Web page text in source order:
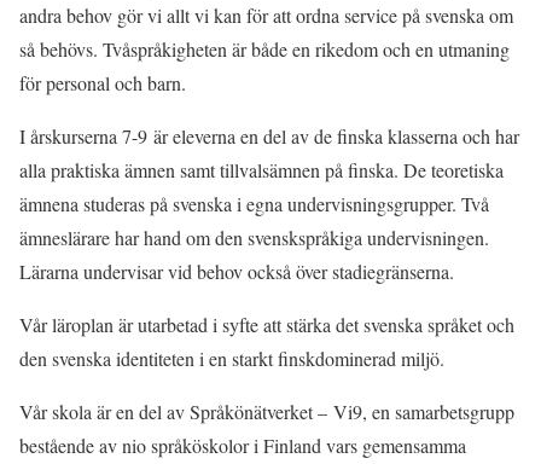
andra behov gör vi allt vi kan för att ordna service på svenska om
så behövs. Tvåspråkigheten är både en rikedom och en utmaning
för personal och barn.
I årskurserna 7-9 är eleverna en del av de finska klasserna och har
alla praktiska ämnen samt tillvalsämnen på finska. De teoretiska
ämnena studeras på svenska i egna undervisningsgrupper. Två
ämneslärare har hand om den svenskspråkiga undervisningen.
Lärarna undervisar vid behov också över stadiegränserna.
Vår läroplan är utarbetad i syfte att stärka det svenska språket och
den svenska identiteten i en starkt finskdominerad miljö.
Vår skola är en del av Språkönätverket – Vi9, en samarbetsgrupp
bestående av nio språköskolor i Finland vars gemensamma